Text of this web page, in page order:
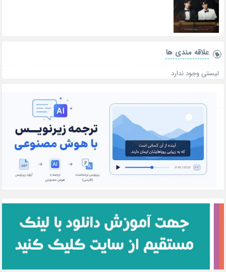
علاقه‌ مندی ها
لیستی وجود ندارد